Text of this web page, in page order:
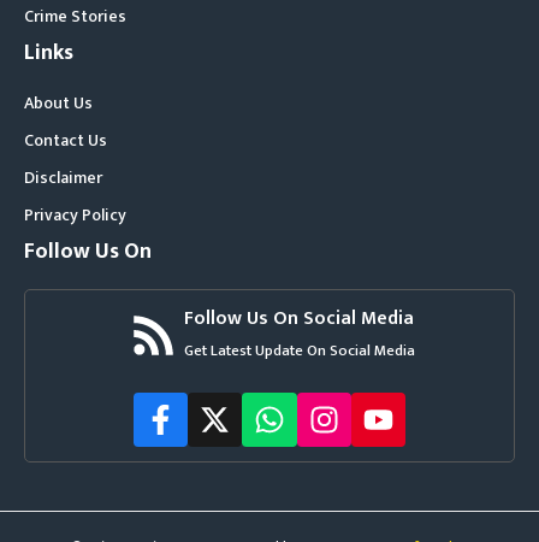
Crime Stories
Links
About Us
Contact Us
Disclaimer
Privacy Policy
Follow Us On
Follow Us On Social Media
Get Latest Update On Social Media